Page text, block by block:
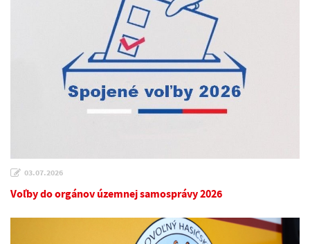
03.07.2026
Voľby do orgánov územnej samosprávy 2026